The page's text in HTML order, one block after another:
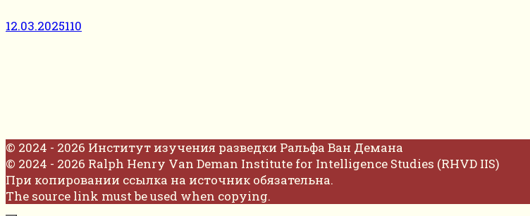
12.03.2025110
© 2024 - 2026 Институт изучения разведки Ральфа Ван Демана
© 2024 - 2026 Ralph Henry Van Deman Institute for Intelligence Studies (RHVD IIS)
При копировании ссылка на источник обязательна.
The source link must be used when copying.